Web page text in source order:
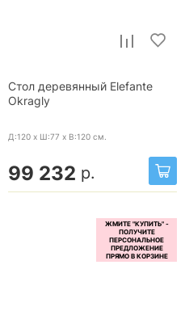
Стол деревянный Elefante
Okragly
Д:120 x Ш:77 x В:120 см.
99 232 р.